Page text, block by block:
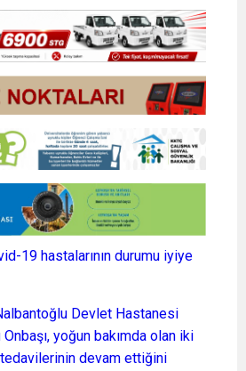
19 hastalarının durumu iyiye
Devlet Hastanesi
yoğun bakımda olan iki
devam ettiğini